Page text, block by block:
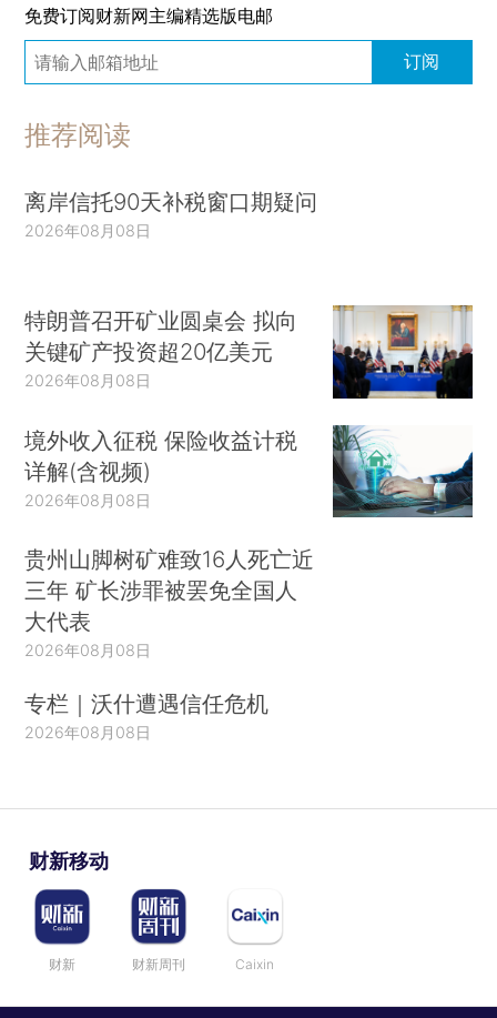
免费订阅财新网主编精选版电邮
订阅
推荐阅读
离岸信托90天补税窗口期疑问
2026年08月08日
特朗普召开矿业圆桌会 拟向
关键矿产投资超20亿美元
2026年08月08日
境外收入征税 保险收益计税
详解(含视频)
2026年08月08日
贵州山脚树矿难致16人死亡近
三年 矿长涉罪被罢免全国人
大代表
2026年08月08日
专栏｜沃什遭遇信任危机
2026年08月08日
财新移动
财新 财新周刊 Caixin